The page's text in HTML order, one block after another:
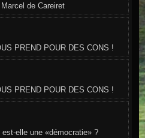
de Careiret
PREND POUR DES CONS !
PREND POUR DES CONS !
elle une «démocratie» ?